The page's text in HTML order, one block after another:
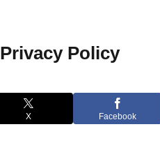
Privacy Policy
X Facebook